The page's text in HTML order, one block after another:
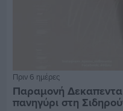
Πριν 6 ημέρες
Παραμονή
πανηγύρι στη